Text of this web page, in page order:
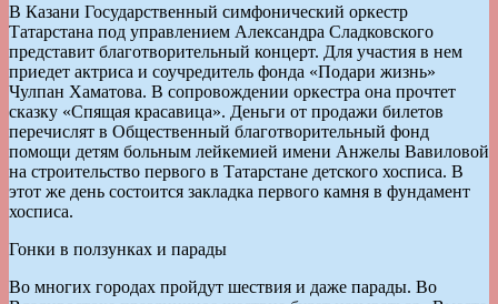
В Казани Государственный симфонический оркестр
Татарстана под управлением Александра Сладковского
представит благотворительный концерт. Для участия в нем
приедет актриса и соучредитель фонда «Подари жизнь»
Чулпан Хаматова. В сопровождении оркестра она прочтет
сказку «Спящая красавица». Деньги от продажи билетов
перечислят в Общественный благотворительный фонд
помощи детям больным лейкемией имени Анжелы Вавиловой
на строительство первого в Татарстане детского хосписа. В
этот же день состоится закладка первого камня в фундамент
хосписа.
Гонки в ползунках и парады
Во многих городах пройдут шествия и даже парады. Во